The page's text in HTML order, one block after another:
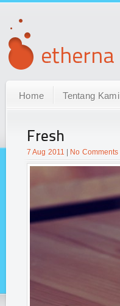
Home Tentang Kami
Fresh
7 Aug 2011 No Comments